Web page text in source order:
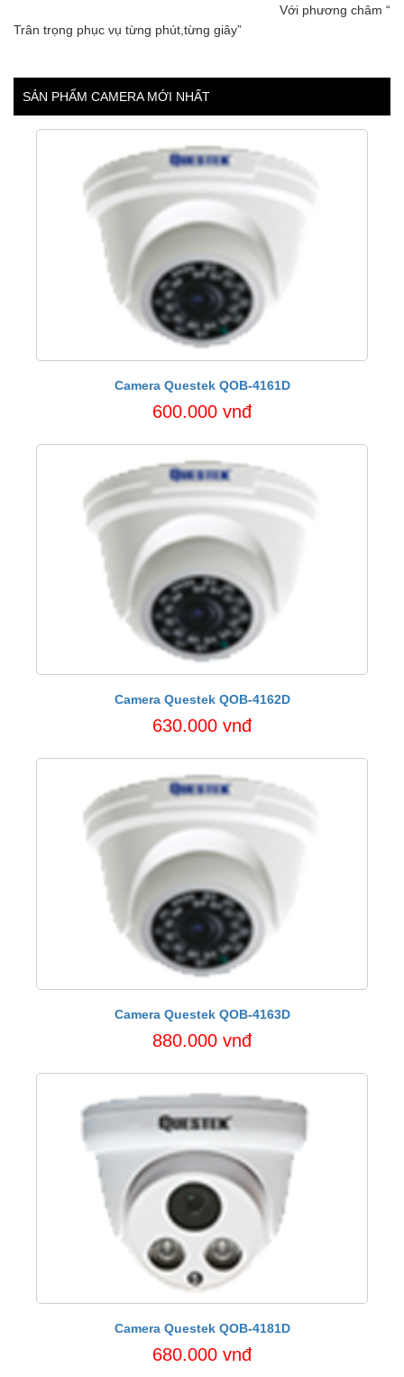
Với phương châm “
Trân trọng phục vụ từng phút,từng giây”
SẢN PHẨM CAMERA MỚI NHẤT
Camera Questek QOB-4161D
600.000 vnđ
Camera Questek QOB-4162D
630.000 vnđ
Camera Questek QOB-4163D
880.000 vnđ
Camera Questek QOB-4181D
680.000 vnđ